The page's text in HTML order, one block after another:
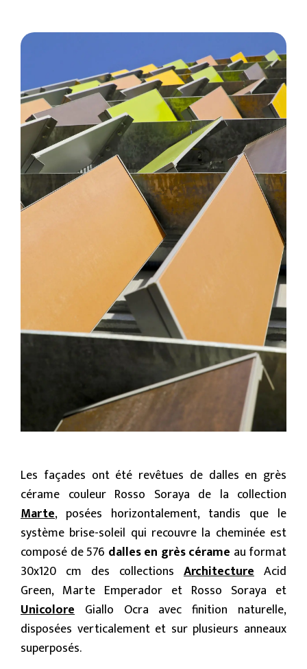
Les façades ont été revêtues de dalles en grès
cérame couleur Rosso Soraya de la collection
Marte, posées horizontalement, tandis que le
système brise-soleil qui recouvre la cheminée est
composé de 576 dalles en grès cérame au format
30x120 cm des collections Architecture Acid
Green, Marte Emperador et Rosso Soraya et
Unicolore Giallo Ocra avec finition naturelle,
disposées verticalement et sur plusieurs anneaux
superposés.